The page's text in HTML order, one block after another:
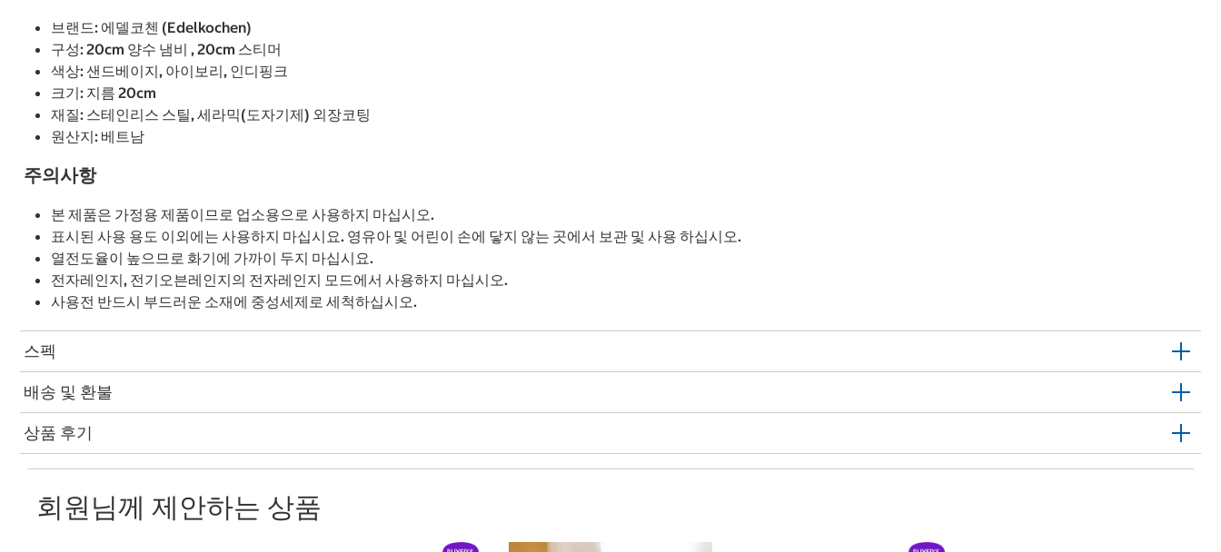
브랜드: 에델코첸 (Edelkochen)
구성: 20cm 양수 냄비 , 20cm 스티머
색상: 샌드베이지, 아이보리, 인디핑크
크기: 지름 20cm
재질: 스테인리스 스틸, 세라믹(도자기제) 외장코팅
원산지: 베트남
주의사항
본 제품은 가정용 제품이므로 업소용으로 사용하지 마십시오.
표시된 사용 용도 이외에는 사용하지 마십시요. 영유아 및 어린이 손에 닿지 않는 곳에서 보관 및 사용 하십시오.
열전도율이 높으므로 화기에 가까이 두지 마십시요.
전자레인지, 전기오븐레인지의 전자레인지 모드에서 사용하지 마십시오.
사용전 반드시 부드러운 소재에 중성세제로 세척하십시오.
스펙
배송 및 환불
상품 후기
회원님께 제안하는 상품